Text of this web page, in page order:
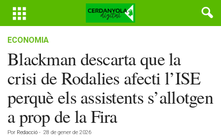
ECONOMIA
Blackman descarta que la
crisi de Rodalies afecti l’ISE
perquè els assistents s’allotgen
a prop de la Fira
Por Redacció - 28 de gener de 2026